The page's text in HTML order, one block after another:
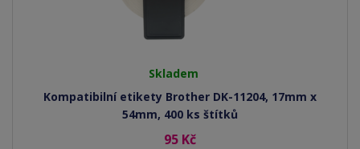
Skladem
Kompatibilní etikety Brother DK-11204, 17mm x
54mm, 400 ks štítků
95 Kč